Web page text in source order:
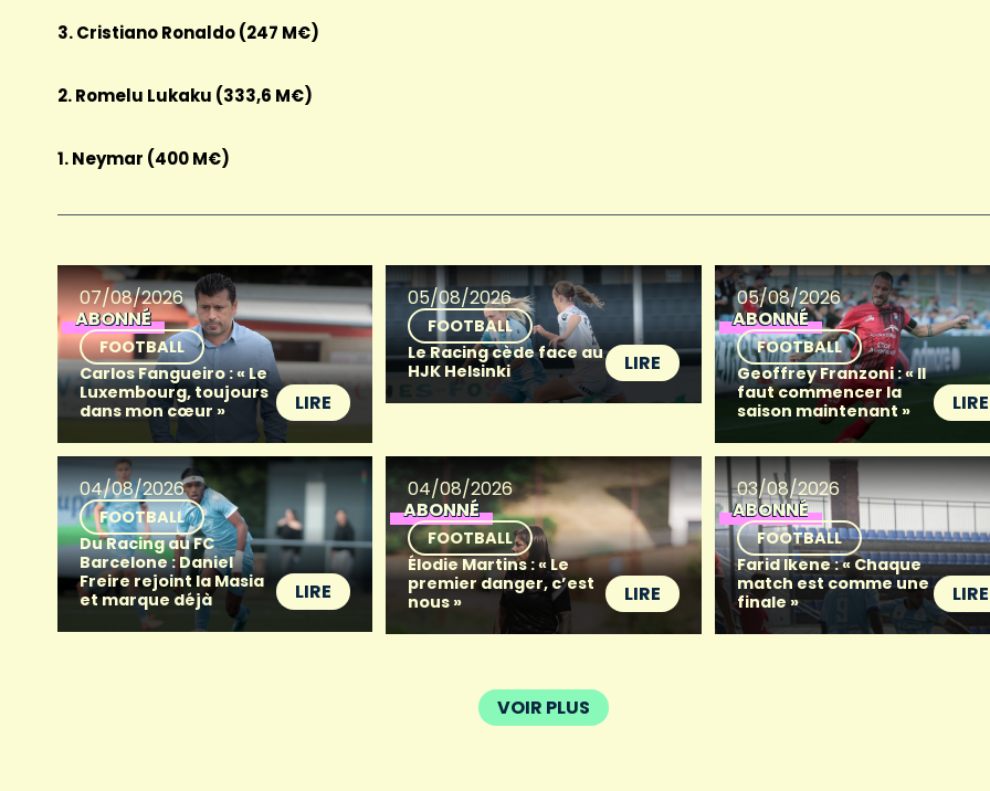
3. Cristiano Ronaldo (247 M€)
2. Romelu Lukaku (333,6 M€)
1. Neymar (400 M€)
07/08/2026
ABONNÉ
FOOTBALL
Carlos Fangueiro : « Le
Luxembourg, toujours
dans mon cœur »
LIRE
05/08/2026
FOOTBALL
Le Racing cède face au
HJK Helsinki
LIRE
05/08/2026
ABONNÉ
FOOTBALL
Geoffrey Franzoni : « Il
faut commencer la
saison maintenant »
LIRE
04/08/2026
FOOTBALL
Du Racing au FC
Barcelone : Daniel
Freire rejoint la Masia
et marque déjà
LIRE
04/08/2026
ABONNÉ
FOOTBALL
Élodie Martins : « Le
premier danger, c’est
nous »
LIRE
03/08/2026
ABONNÉ
FOOTBALL
Farid Ikene : « Chaque
match est comme une
finale »
LIRE
VOIR PLUS